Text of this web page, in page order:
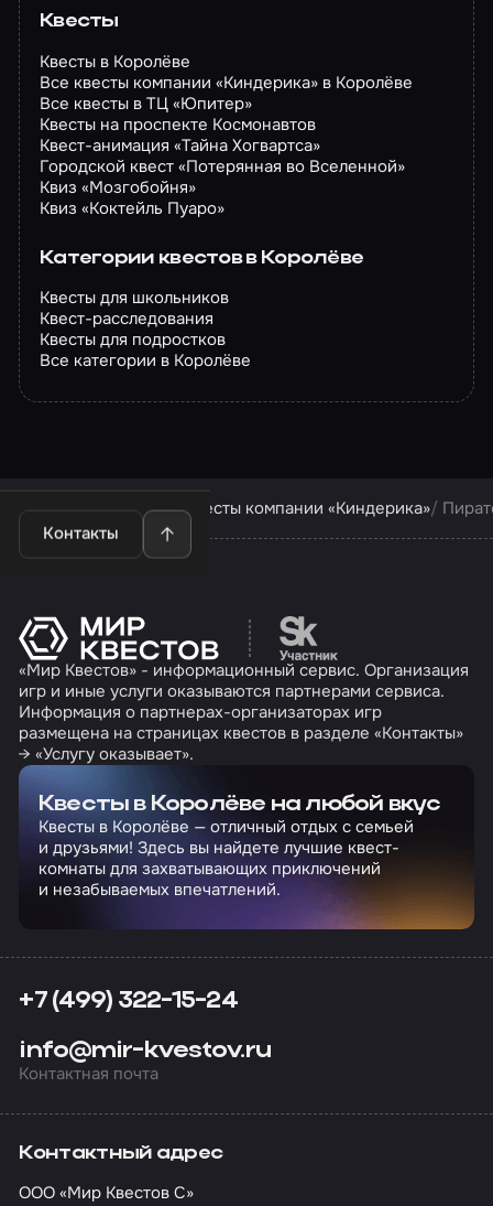
Квесты
Квесты в Королёве
Все квесты компании «Киндерика» в Королёве
Все квесты в ТЦ «Юпитер»
Квесты на проспекте Космонавтов
Квест-анимация «Тайна Хогвартса»
Городской квест «Потерянная во Вселенной»
Квиз «Мозгобойня»
Квиз «Коктейль Пуаро»
Категории квестов в Королёве
Квесты для школьников
Квест-расследования
Квесты для подростков
Все категории в Королёве
Контакты
Квесты в Королёве Квесты компании «Киндерика»
Перейти на сайт
«Мир Квестов» - информационный сервис. Организация
игр и иные услуги оказываются партнерами сервиса.
Информация о партнерах-организаторах игр
размещена на страницах квестов в разделе «Контакты»
→ «Услугу оказывает».
Квесты в Королёве на любой вкус
Квесты в Королёве — отличный отдых с семьей
и друзьями! Здесь вы найдете лучшие квест-
комнаты для захватывающих приключений
и незабываемых впечатлений.
+7 (499) 322-15-24
info@mir-kvestov.ru
Контактная почта
Контактный адрес
ООО «Мир Квестов С»